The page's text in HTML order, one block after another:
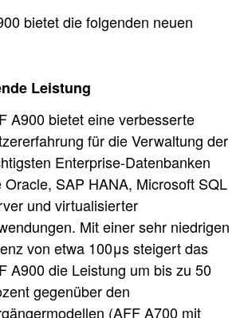
bietet die folgenden neuen
Leistung
A900 bietet eine verbesserte
für die Verwaltung der
Enterprise-Datenbanken
Oracle, SAP HANA, Microsoft SQL
und virtualisierter
Mit einer sehr niedrigen
von etwa 100μs steigert das
A900 die Leistung um bis zu 50
gegenüber den
(AFF A700 mit